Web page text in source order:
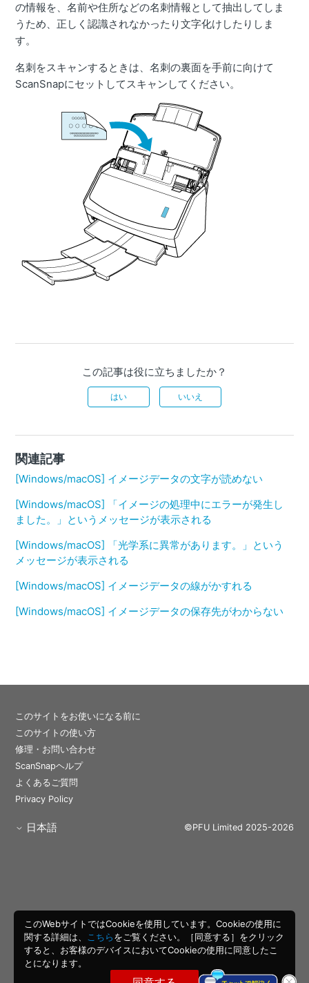
の情報を、名前や住所などの名刺情報として抽出してしま
うため、正しく認識されなかったり文字化けしたりしま
す。
名刺をスキャンするときは、名刺の裏面を手前に向けて
ScanSnapにセットしてスキャンしてください。
この記事は役に立ちましたか？
はい いいえ
関連記事
[Windows/macOS] イメージデータの文字が読めない
[Windows/macOS] 「イメージの処理中にエラーが発生し
ました。」というメッセージが表示される
[Windows/macOS] 「光学系に異常があります。」という
メッセージが表示される
[Windows/macOS] イメージデータの線がかすれる
[Windows/macOS] イメージデータの保存先がわからない
このサイトをお使いになる前に
このサイトの使い方
修理・お問い合わせ
ScanSnapヘルプ
よくあるご質問
Privacy Policy
日本語 ©PFU Limited 2025-2026
このWebサイトではCookieを使用しています。Cookieの使用に
関する詳細は、
こちらをご覧ください。［同意する］をクリック
すると、お客様のデバイスにおいてCookieの使用に同意したこ
とになります。